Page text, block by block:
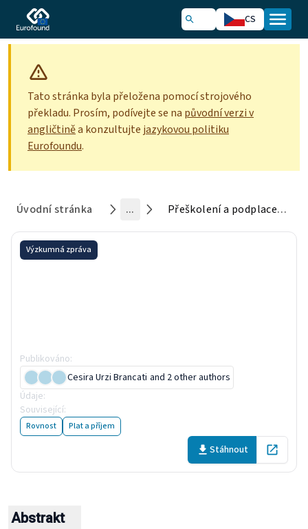
CS
Tato stránka byla přeložena pomocí strojového
překladu. Prosím, podívejte se na původní verzi v
angličtiněa konzultujte jazykovou politiku
Eurofoundu.
Úvodní stránka ... Přeškolení a podplacení: Hádanka odporu vůči genderovým rozdílům v odměňování a vzdělání
Výzkumná zpráva
Publikováno:
Cesira Urzi Brancati and 2 other authors
Údaje:
Související:
Rovnost Plat a příjem
Stáhnout Open in
Abstrakt